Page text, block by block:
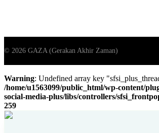
Warning: Undefined array key
/home/u1563099/public_html/wp-content/
social-media-plus/libs/controllers/
259